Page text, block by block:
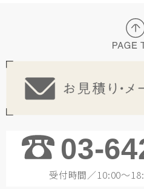
03-
受付時間／10:00～